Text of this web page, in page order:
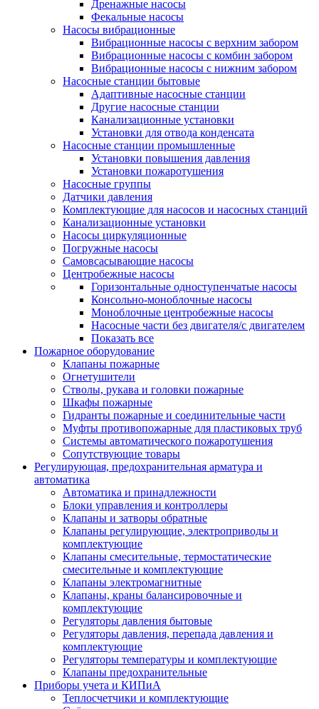
Дренажные насосы
Фекальные насосы
Насосы вибрационные
Вибрационные насосы с верхним забором
Вибрационные насосы с комбин забором
Вибрационные насосы с нижним забором
Насосные станции бытовые
Адаптивные насосные станции
Другие насосные станции
Канализационные установки
Установки для отвода конденсата
Насосные станции промышленные
Установки повышения давления
Установки пожаротушения
Насосные группы
Датчики давления
Комплектующие для насосов и насосных станций
Канализационные установки
Насосы циркуляционные
Погружные насосы
Самовсасывающие насосы
Центробежные насосы
Горизонтальные одноступенчатые насосы
Консольно-моноблочные насосы
Моноблочные центробежные насосы
Насосные части без двигателя/с двигателем
Показать все
Пожарное оборудование
Клапаны пожарные
Огнетушители
Стволы, рукава и головки пожарные
Шкафы пожарные
Гидранты пожарные и соединительные части
Муфты противопожарные для пластиковых труб
Системы автоматического пожаротушения
Сопутствующие товары
Регулирующая, предохранительная арматура и
автоматика
Автоматика и принадлежности
Блоки управления и контроллеры
Клапаны и затворы обратные
Клапаны регулирующие, электроприводы и
комплектующие
Клапаны смесительные, термостатические
смесительные и комплектующие
Клапаны электромагнитные
Клапаны, краны балансировочные и
комплектующие
Регуляторы давления бытовые
Регуляторы давления, перепада давления и
комплектующие
Регуляторы температуры и комплектующие
Клапаны предохранительные
Приборы учета и КИПиА
Теплосчетчики и комплектующие